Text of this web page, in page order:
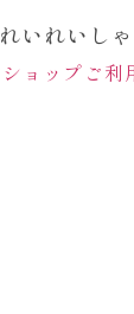
れいしゃ
ョップご利